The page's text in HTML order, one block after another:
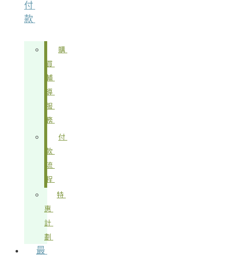
付
款
購
買
輔
導
服
務
付
款
流
程
特
惠
計
劃
最